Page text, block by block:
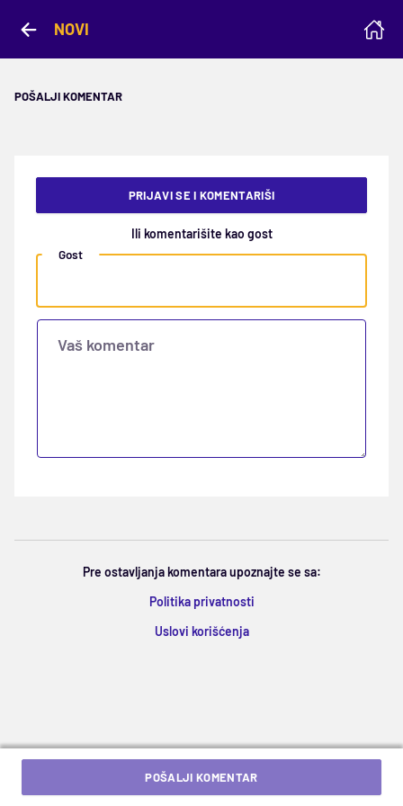
NOVI
POŠALJI KOMENTAR
PRIJAVI SE I KOMENTARIŠI
Ili komentarišite kao gost
Gost
Vaš komentar
Pre ostavljanja komentara upoznajte se sa:
Politika privatnosti
Uslovi korišćenja
POŠALJI KOMENTAR